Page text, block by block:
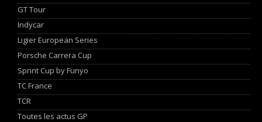
GT Tour
Indycar
Ligier European Series
Porsche Carrera Cup
Sprint Cup by Funyo
TC France
TCR
Toutes les actus GP